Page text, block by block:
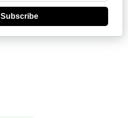
Subscribe